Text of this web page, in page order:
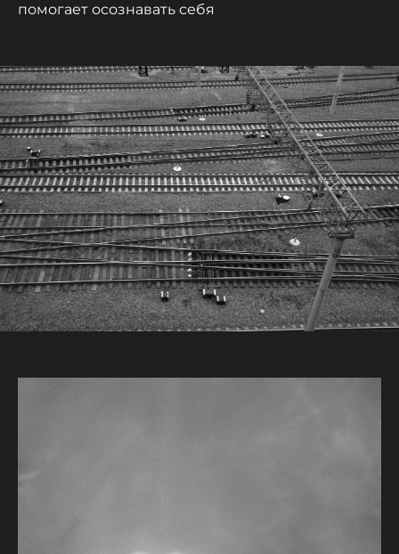
помогает осознавать себя